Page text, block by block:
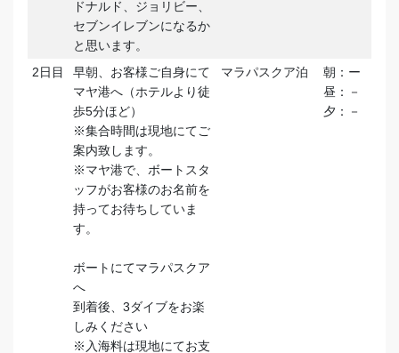
ドナルド、ジョリビー、
セブンイレブンになるか
と思います。
2日目
早朝、お客様ご自身にて
マヤ港へ（ホテルより徒
歩5分ほど）
※集合時間は現地にてご
案内致します。
※マヤ港で、ボートスタ
ッフがお客様のお名前を
持ってお待ちしていま
す。
ボートにてマラパスクア
へ
到着後、3ダイブをお楽
しみください
※入海料は現地にてお支
マラパスクア泊
朝：ー
昼：－
夕：－